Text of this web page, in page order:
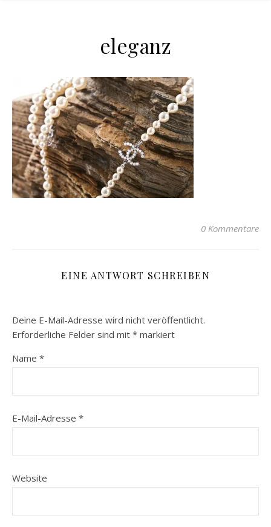
eleganz
0 Kommentare
EINE ANTWORT SCHREIBEN
Deine E-Mail-Adresse wird nicht veröffentlicht.
Erforderliche Felder sind mit * markiert
Name *
E-Mail-Adresse *
Website